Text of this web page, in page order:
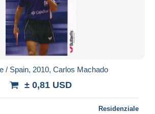
/ Spain, 2010, Carlos Machado
± 0,81 USD
Residenziale